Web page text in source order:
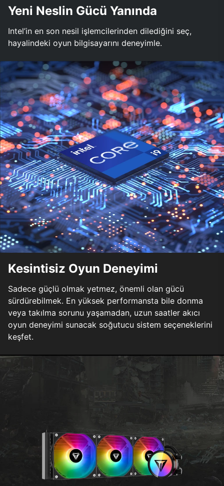
Yeni Neslin Gücü Yanında
Intel’in en son nesil işlemcilerinden dilediğini seç,
hayalindeki oyun bilgisayarını deneyimle.
Kesintisiz Oyun Deneyimi
Sadece güçlü olmak yetmez, önemli olan gücü
sürdürebilmek. En yüksek performansta bile donma
veya takılma sorunu yaşamadan, uzun saatler akıcı
oyun deneyimi sunacak soğutucu sistem seçeneklerini
keşfet.